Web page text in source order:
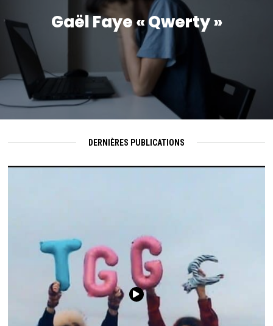
Gaël Faye « Qwerty »
DERNIÈRES PUBLICATIONS